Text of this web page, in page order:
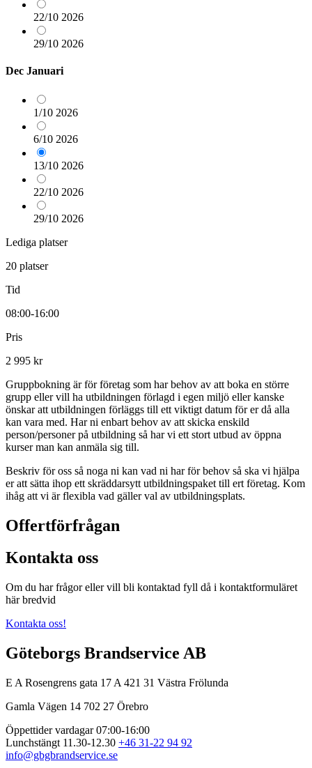
22/10 2026
29/10 2026
Dec Januari
1/10 2026
6/10 2026
13/10 2026
22/10 2026
29/10 2026
Lediga platser
20 platser
Tid
08:00-16:00
Pris
2 995 kr
Gruppbokning är för företag som har behov av att boka en större
grupp eller vill ha utbildningen förlagd i egen miljö eller kanske
önskar att utbildningen förläggs till ett viktigt datum för er då alla
kan vara med. Har ni enbart behov av att skicka enskild
person/personer på utbildning så har vi ett stort utbud av öppna
kurser man kan anmäla sig till.
Beskriv för oss så noga ni kan vad ni har för behov så ska vi hjälpa
er att sätta ihop ett skräddarsytt utbildningspaket till ert företag. Kom
ihåg att vi är flexibla vad gäller val av utbildningsplats.
Offertförfrågan
Kontakta oss
Om du har frågor eller vill bli kontaktad fyll då i kontaktformuläret
här bredvid
Kontakta oss!
Göteborgs Brandservice AB
E A Rosengrens gata 17 A 421 31 Västra Frölunda
Gamla Vägen 14 702 27 Örebro
Öppettider vardagar 07:00-16:00
Lunchstängt 11.30-12.30 +46 31-22 94 92
info@gbgbrandservice.se